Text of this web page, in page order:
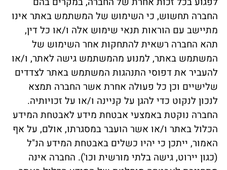
החברה תחשוש, כי השימוש של המשתמש באתר אינו
מתיישב עם הוראות תנאי שימוש אלה ו/או כל דין,
תהא החברה רשאית להתחקות אחר השימוש של
המשתמש באתר, למנוע מהמשתמש גישה לאתר, ו/או
להעביר את דפוסי התנהגות המשתמש באתר לצדדים
שלישיים וכן כל פעולה אחרת אשר החברה תמצא
לנכון לנקוט כדי להגן על קניינה ו/או על זכויותיה.
החברה נוקטת באמצעי אבטחת מידע לאבטחת המידע
הכלול באתר ו/או אשר הועבר במסגרתו, אולם, על אף
האמור, ייתכן כי יהיו כשלים באבטחת המידע הנ"ל
(כגון יירוט, גישה בלתי מורשית וכו'). החברה אינה